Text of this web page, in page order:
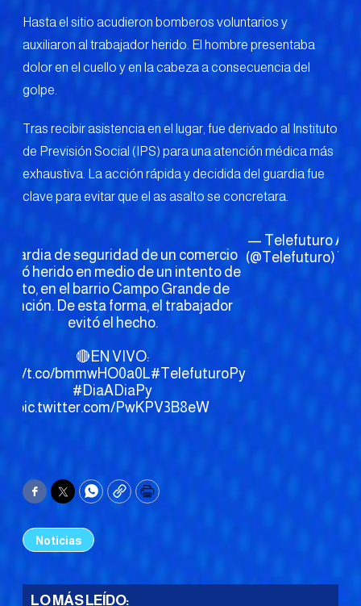
Hasta el sitio acudieron bomberos voluntarios y
auxiliaron al trabajador herido. El hombre presentaba
dolor en el cuello y en la cabeza a consecuencia del
golpe.
Tras recibir asistencia en el lugar, fue derivado al Instituto
de Previsión Social (IPS) para una atención médica más
exhaustiva. La acción rápida y decidida del guardia fue
clave para evitar que el as asalto se concretara.
guardia de seguridad de un comercio
herido en medio de un intento de
en el barrio Campo Grande de
De esta forma, el trabajador
evitó el hecho.
🔴EN VIVO:
t.co/bmmwHO0a0L#TelefuturoPy
#DiaADiaPy
pic.twitter.com/PwKPV3B8eW
— Telefuturo
(@Telefuturo) 7,
Facebook
TwitterWhatsApp
CopyPrint
Noticias
LO MÁS LEÍDO: